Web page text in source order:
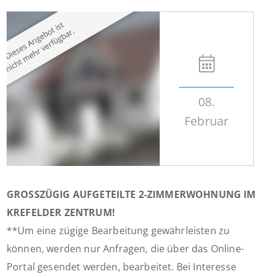
08.
Februar
GROSSZÜGIG AUFGETEILTE 2-ZIMMERWOHNUNG IM
KREFELDER ZENTRUM!
**Um eine zügige Bearbeitung gewährleisten zu
können, werden nur Anfragen, die über das Online-
Portal gesendet werden, bearbeitet. Bei Interesse